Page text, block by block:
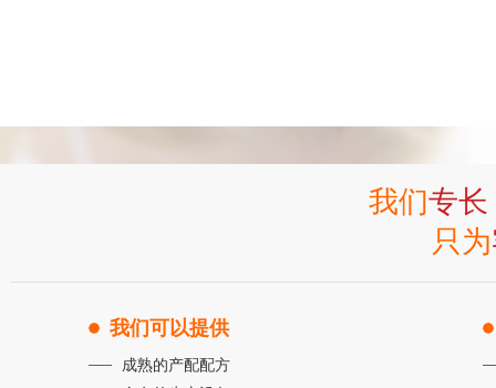
我们专长
只为
我们可以提供
成熟的产配配方